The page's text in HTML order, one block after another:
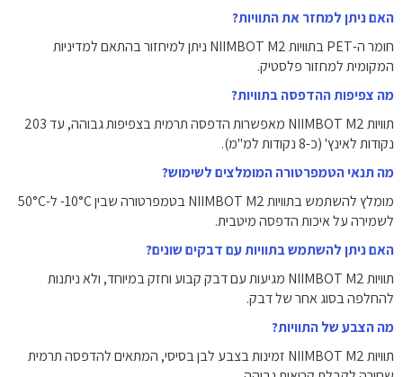
האם ניתן למחזר את התוויות?
חומר ה-PET בתוויות NIIMBOT M2 ניתן למיחזור בהתאם למדיניות
המקומית למחזור פלסטיק.
מה צפיפות ההדפסה בתוויות?
תוויות NIIMBOT M2 מאפשרות הדפסה תרמית בצפיפות גבוהה, עד 203
נקודות לאינץ' (כ-8 נקודות למ"מ).
מה תנאי הטמפרטורה המומלצים לשימוש?
מומלץ להשתמש בתוויות NIIMBOT M2 בטמפרטורה שבין ‎-10°C ל-50°C
לשמירה על איכות הדפסה מיטבית.
האם ניתן להשתמש בתוויות עם דבקים שונים?
תוויות NIIMBOT M2 מגיעות עם דבק קבוע וחזק במיוחד, ולא ניתנות
להחלפה בסוג אחר של דבק.
מה הצבע של התוויות?
תוויות NIIMBOT M2 זמינות בצבע לבן בסיסי, המתאים להדפסה תרמית